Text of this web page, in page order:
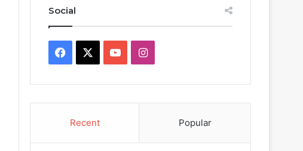
Social
Facebook YouTubeInstagram
Recent Popular